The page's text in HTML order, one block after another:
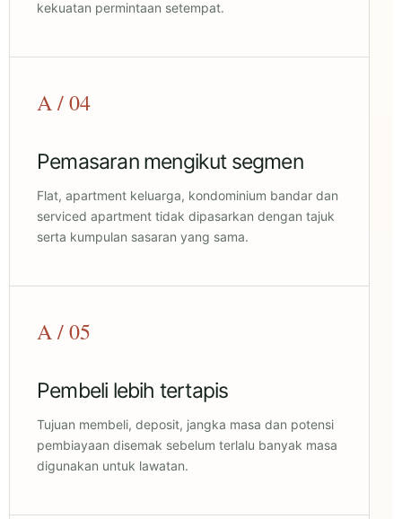
kekuatan permintaan setempat.
A / 04
Pemasaran mengikut segmen
Flat, apartment keluarga, kondominium bandar dan
serviced apartment tidak dipasarkan dengan tajuk
serta kumpulan sasaran yang sama.
A / 05
Pembeli lebih tertapis
Tujuan membeli, deposit, jangka masa dan potensi
pembiayaan disemak sebelum terlalu banyak masa
digunakan untuk lawatan.